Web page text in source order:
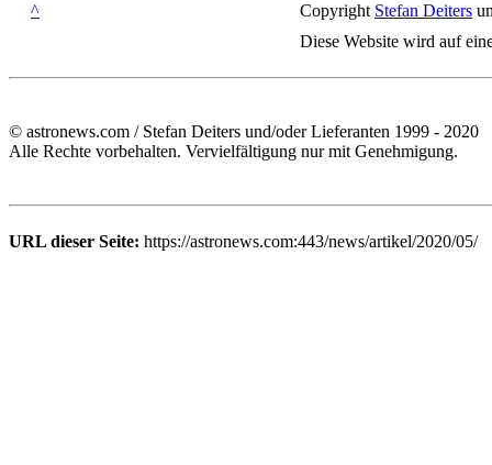
^ Copyright Stefan Deiters
Diese Website wird auf
© astronews.com / Stefan Deiters und/oder Lieferanten 1999 - 2020
Alle Rechte vorbehalten. Vervielfältigung nur mit Genehmigung.
URL dieser Seite: https://astronews.com:443/news/artikel/2020/05/